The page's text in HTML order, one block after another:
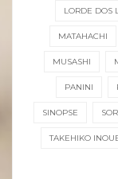
LORDE DOS
MATAHACHI
MUSASHI
PANINI
SINOPSE
TAKEHIKO